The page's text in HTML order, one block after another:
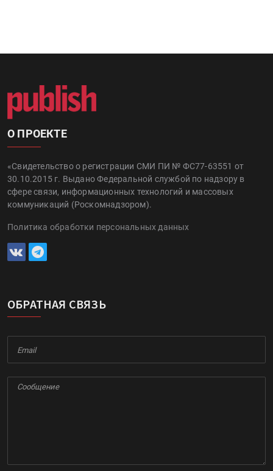
О ПРОЕКТЕ
«Свидетельство о регистрации СМИ ПИ № ФС77-63551 от
30.10.2015 г. Выдано Федеральной службой по надзору в
сфере связи, информационных технологий и массовых
коммуникаций (Роскомнадзором).
Политика обработки персональных данных
ОБРАТНАЯ СВЯЗЬ